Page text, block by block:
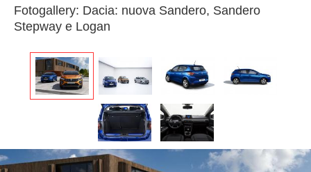
Fotogallery: Dacia: nuova Sandero, Sandero
Stepway e Logan